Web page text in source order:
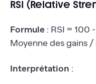
RSI (Relative
Formule : RSI = 100
Moyenne des gains
Interprétation :